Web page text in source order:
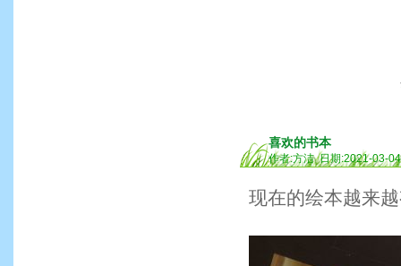
喜欢的书本
作者:方洁 日期:2021-03-04
现在的绘本越来